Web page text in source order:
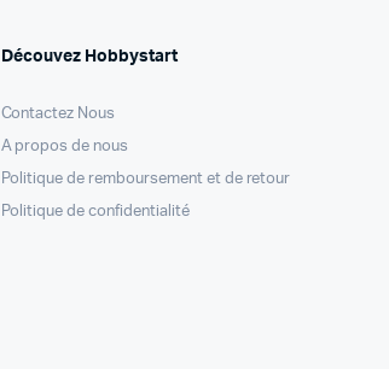
Découvez Hobbystart
Contactez Nous
A propos de nous
Politique de remboursement et de retour
Politique de confidentialité